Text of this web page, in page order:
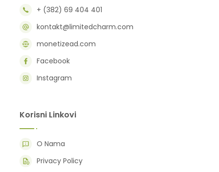
+ (382) 69 404 401
kontakt@limitedcharm.com
monetizead.com
Facebook
Instagram
Korisni Linkovi
O Nama
Privacy Policy